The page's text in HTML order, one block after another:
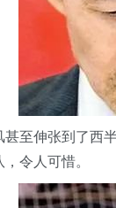
甚至伸张到了西
令人可惜。